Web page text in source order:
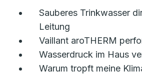
Sauberes Trinkwasser
Leitung
Vaillant aroTHERM
Wasserdruck im Haus
Warum tropft meine